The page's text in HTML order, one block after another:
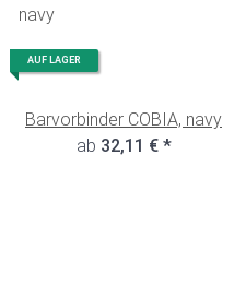
AUF LAGER
Barvorbinder COBIA, navy
ab 32,11 € *